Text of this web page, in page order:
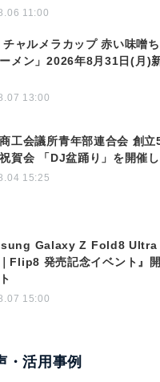
11:00
チャルメラカップ 赤い味噌
メン」2026年8月31日(月)
13:00
工会議所青年部連合会 創立
賀会 「DJ盆踊り」を開催
15:25
Galaxy Z Fold8 Ultra
Flip8 発売記念イベント』
15:00
・活用事例